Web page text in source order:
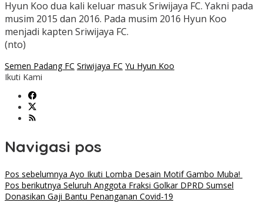
Hyun Koo dua kali keluar masuk Sriwijaya FC. Yakni pada
musim 2015 dan 2016. Pada musim 2016 Hyun Koo
menjadi kapten Sriwijaya FC.
(nto)
Semen Padang FC Sriwijaya FC Yu Hyun Koo
Ikuti Kami
Navigasi pos
Pos sebelumnya Ayo Ikuti Lomba Desain Motif Gambo Muba!
Pos berikutnya Seluruh Anggota Fraksi Golkar DPRD Sumsel
Donasikan Gaji Bantu Penanganan Covid-19